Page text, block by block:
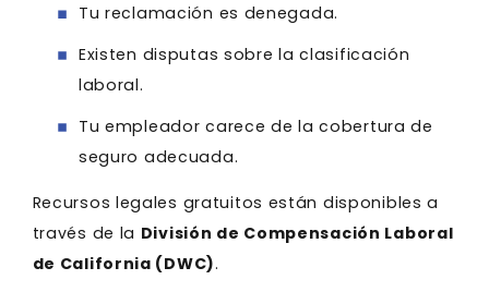
Tu reclamación es denegada.
Existen disputas sobre la clasificación
laboral.
Tu empleador carece de la cobertura de
seguro adecuada.
Recursos legales gratuitos están disponibles a
través de la División de Compensación Laboral
de California (DWC).